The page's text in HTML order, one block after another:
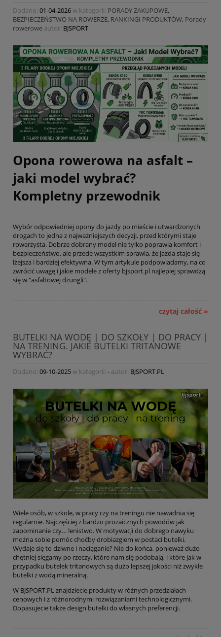
Dodano: 01-04-2026w kategorii: PORADY ZAKUPOWE,
BEZPIECZEŃSTWO NA ROWERZE, RANKINGI PRODUKTÓW, Porady
rowerowe autor: BJSPORT
Opona rowerowa na asfalt –
jaki model wybrać?
Kompletny przewodnik
Wybór odpowiedniej opony do jazdy po mieście i utwardzonych
drogach to jedna z najważniejszych decyzji, przed którymi staje
rowerzysta. Dobrze dobrany model nie tylko poprawia komfort i
bezpieczeństwo, ale przede wszystkim sprawia, że jazda staje się
lżejsza i bardziej efektywna. W tym artykule podpowiadamy, na co
zwrócić uwagę i jakie modele z oferty bjsport.pl najlepiej sprawdzą
się w "asfaltowej dżungli".
czytaj całość »
BUTELKI NA WODĘ | DO SZKOŁY | DO PRACY |
NA TRENING. JAKIE BUTELKI TRITANOWE
WYBRAĆ?
Dodano: 09-10-2025w kategorii: - autor: BJSPORT.PL
Wiele osób, w szkole, w pracy czy na treningu nie nawadnia się
regularnie. Najczęściej z bardzo prozaicznych powodów jak
zapominanie czy… lenistwo. W motywacji do dobrego nawyku
można sobie pomóc choćby drobiazgiem w postaci butelki.
Wydaje się to dziwne i naciąganie? Nie do końca, ponieważ dużo
chętniej sięgamy po rzeczy, które nam się podobają, i które jak w
przypadku butelek tritanowych są dużo lepszej jakości niż zwykłe
butelki z wodą mineralną.
W BJSPORT.PL znajdziecie produkty w różnych przedziałach
cenowych i z różnorodnymi rozwiązaniami technologicznymi.
Dopasujecie także design butelki do własnych preferencji.